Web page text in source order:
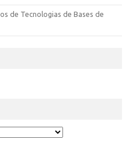
de Tecnologias de Bases de